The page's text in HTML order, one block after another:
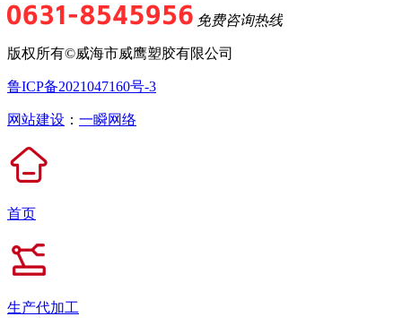
免费咨询热线
版权所有©威海市威鹰塑胶有限公司
鲁ICP备2021047160号-3
网站建设 ： 一瞬网络
首页
生产代加工